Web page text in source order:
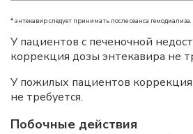
* энтекавир следует принимать после сеанса гемодиализа.
У пациентов с печеночной
коррекция дозы энтекавира не
У пожилых пациентов
не требуется.
Побочные действия